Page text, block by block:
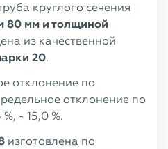
круглого сечения
80 мм и толщиной
из качественной
20.
отклонение по
отклонение по
- 15,0 %.
изготовлена по